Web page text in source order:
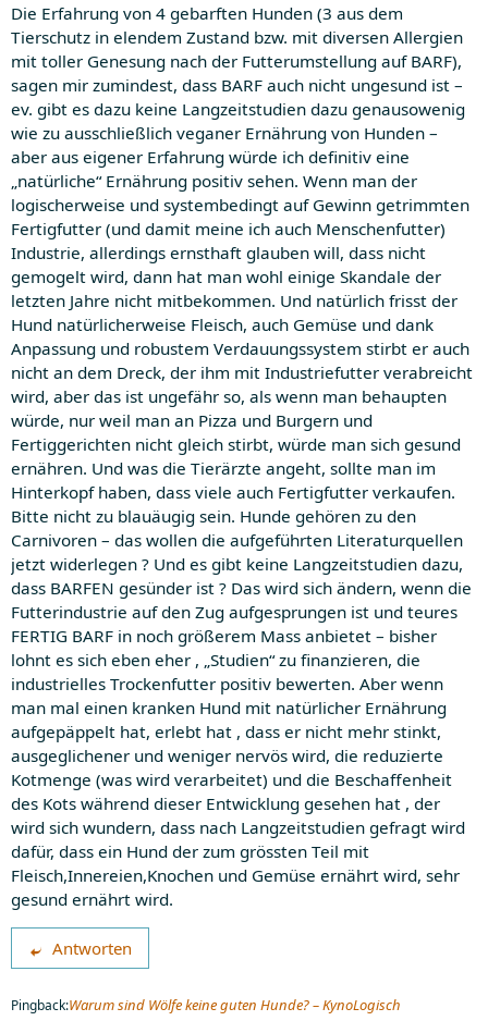
Die Erfahrung von 4 gebarften Hunden (3 aus dem
Tierschutz in elendem Zustand bzw. mit diversen Allergien
mit toller Genesung nach der Futterumstellung auf BARF),
sagen mir zumindest, dass BARF auch nicht ungesund ist –
ev. gibt es dazu keine Langzeitstudien dazu genausowenig
wie zu ausschließlich veganer Ernährung von Hunden –
aber aus eigener Erfahrung würde ich definitiv eine
„natürliche“ Ernährung positiv sehen. Wenn man der
logischerweise und systembedingt auf Gewinn getrimmten
Fertigfutter (und damit meine ich auch Menschenfutter)
Industrie, allerdings ernsthaft glauben will, dass nicht
gemogelt wird, dann hat man wohl einige Skandale der
letzten Jahre nicht mitbekommen. Und natürlich frisst der
Hund natürlicherweise Fleisch, auch Gemüse und dank
Anpassung und robustem Verdauungssystem stirbt er auch
nicht an dem Dreck, der ihm mit Industriefutter verabreicht
wird, aber das ist ungefähr so, als wenn man behaupten
würde, nur weil man an Pizza und Burgern und
Fertiggerichten nicht gleich stirbt, würde man sich gesund
ernähren. Und was die Tierärzte angeht, sollte man im
Hinterkopf haben, dass viele auch Fertigfutter verkaufen.
Bitte nicht zu blauäugig sein. Hunde gehören zu den
Carnivoren – das wollen die aufgeführten Literaturquellen
jetzt widerlegen ? Und es gibt keine Langzeitstudien dazu,
dass BARFEN gesünder ist ? Das wird sich ändern, wenn die
Futterindustrie auf den Zug aufgesprungen ist und teures
FERTIG BARF in noch größerem Mass anbietet – bisher
lohnt es sich eben eher , „Studien“ zu finanzieren, die
industrielles Trockenfutter positiv bewerten. Aber wenn
man mal einen kranken Hund mit natürlicher Ernährung
aufgepäppelt hat, erlebt hat , dass er nicht mehr stinkt,
ausgeglichener und weniger nervös wird, die reduzierte
Kotmenge (was wird verarbeitet) und die Beschaffenheit
des Kots während dieser Entwicklung gesehen hat , der
wird sich wundern, dass nach Langzeitstudien gefragt wird
dafür, dass ein Hund der zum grössten Teil mit
Fleisch,Innereien,Knochen und Gemüse ernährt wird, sehr
gesund ernährt wird.
Antworten
Pingback:Warum sind Wölfe keine guten Hunde? – KynoLogisch